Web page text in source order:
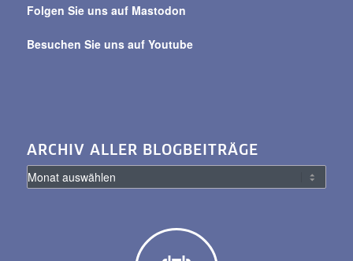
Folgen Sie uns auf Mastodon
Besuchen Sie uns auf Youtube
ARCHIV ALLER BLOGBEITRÄGE